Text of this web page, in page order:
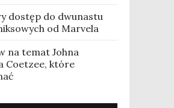
dostęp do dwunastu
od Marvela
na temat Johna
Coetzee, które